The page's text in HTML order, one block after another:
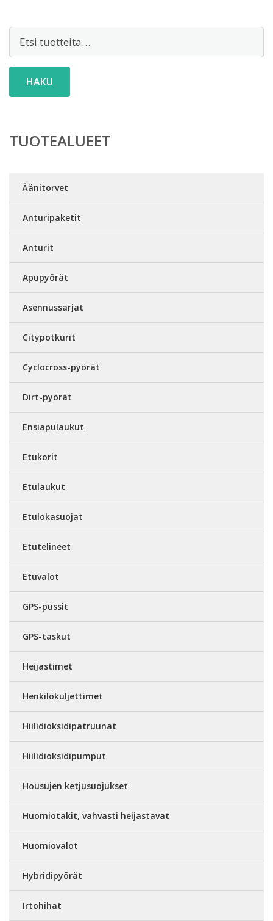
Etsi:
HAKU
TUOTEALUEET
Äänitorvet
Anturipaketit
Anturit
Apupyörät
Asennussarjat
Citypotkurit
Cyclocross-pyörät
Dirt-pyörät
Ensiapulaukut
Etukorit
Etulaukut
Etulokasuojat
Etutelineet
Etuvalot
GPS-pussit
GPS-taskut
Heijastimet
Henkilökuljettimet
Hiilidioksidipatruunat
Hiilidioksidipumput
Housujen ketjusuojukset
Huomiotakit, vahvasti heijastavat
Huomiovalot
Hybridipyörät
Irtohihat